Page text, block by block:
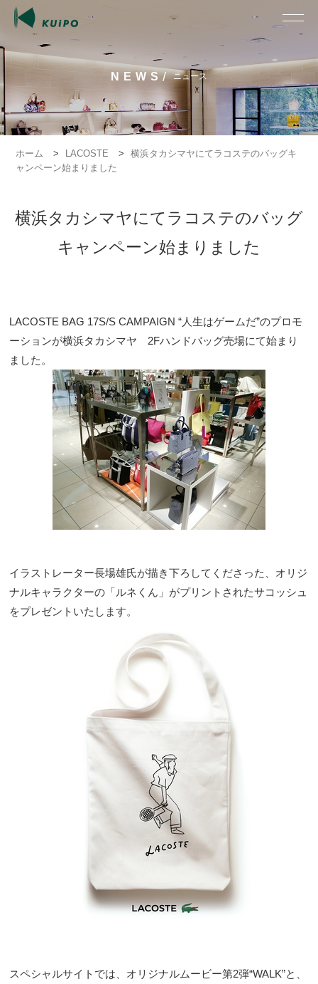
NEWS/ ニュース
ホーム > LACOSTE >
横浜タカシマヤにてラコステのバッグキ
ャンペーン始まりました
横浜タカシマヤにてラコステのバッグ
キャンペーン始まりました
LACOSTE BAG 17S/S CAMPAIGN “人生はゲームだ”のプロモ
ーションが横浜タカシマヤ 2Fハンドバッグ売場にて始まり
ました。
イラストレーター長場雄氏が描き下ろしてくださった、オリジ
ナルキャラクターの「ルネくん」がプリントされたサコッシュ
をプレゼントいたします。
スペシャルサイト では、オリジナルムービー第2弾“WALK”と、